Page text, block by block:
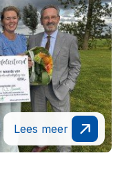
Lees meer